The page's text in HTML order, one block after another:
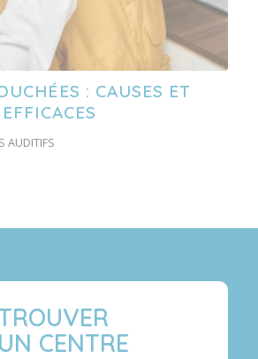
: CAUSES ET
AUDITIFS
UN CENTRE